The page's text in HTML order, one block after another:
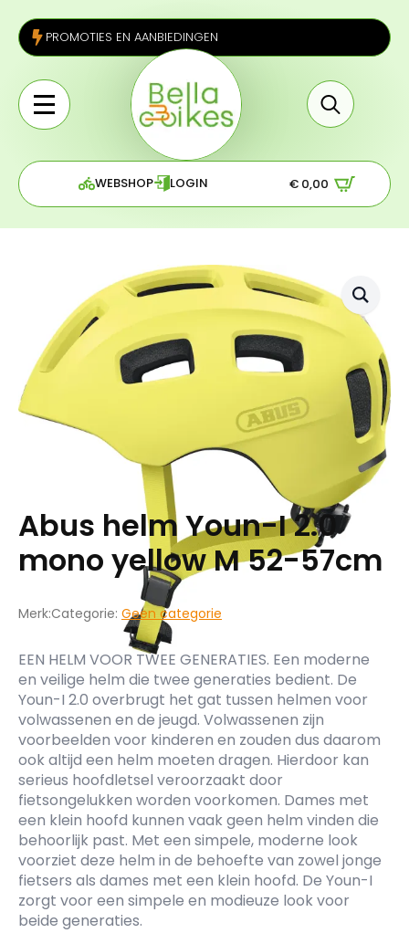
PROMOTIES EN AANBIEDINGEN
for:
WEBSHOP LOGIN € 0,00
Abus helm Youn-I 2.0
mono yellow M 52-57cm
Merk:Categorie: Geen categorie
EEN HELM VOOR TWEE GENERATIES. Een moderne
en veilige helm die twee generaties bedient. De
Youn-I 2.0 overbrugt het gat tussen helmen voor
volwassenen en de jeugd. Volwassenen zijn
voorbeelden voor kinderen en zouden dus daarom
ook altijd een helm moeten dragen. Hierdoor kan
serieus hoofdletsel veroorzaakt door
fietsongelukken worden voorkomen. Dames met
een klein hoofd kunnen vaak geen helm vinden die
behoorlijk past. Met een simpele, moderne look
voorziet deze helm in de behoefte van zowel jonge
fietsers als dames met een klein hoofd. De Youn-I
zorgt voor een simpele en modieuze look voor
beide generaties.